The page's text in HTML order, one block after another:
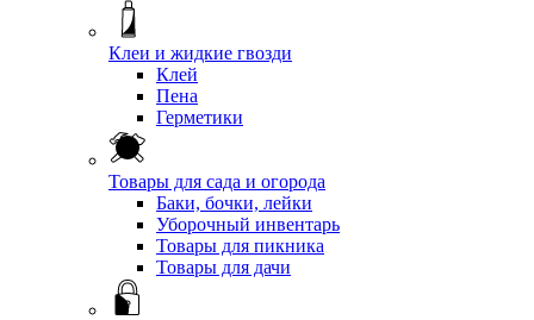
Клеи и жидкие гвозди
Клей
Пена
Герметики
Товары для сада и огорода
Баки, бочки, лейки
Уборочный инвентарь
Товары для пикника
Товары для дачи